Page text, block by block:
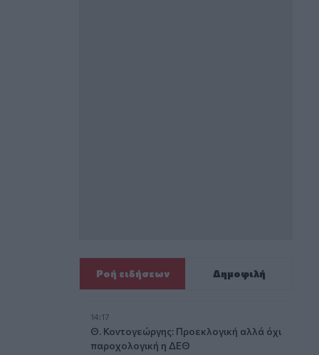
Ροή ειδήσεων Δημοφιλή
14:17
Θ. Κοντογεώργης: Προεκλογική αλλά όχι
παροχολογική η ΔΕΘ